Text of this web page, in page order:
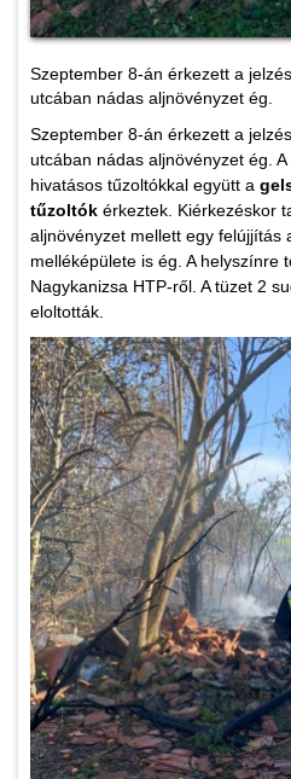
Szeptember 8-án érkezett a
utcában nádas aljnövényzet ég.
Szeptember 8-án érkezett a
utcában nádas aljnövényzet ég.
hivatásos tűzoltókkal együtt a
tűzoltók érkeztek. Kiérkezéskor
aljnövényzet mellett egy felújjítás
melléképülete is ég. A helyszínre
Nagykanizsa HTP-ről. A tüzet 2
eloltották.